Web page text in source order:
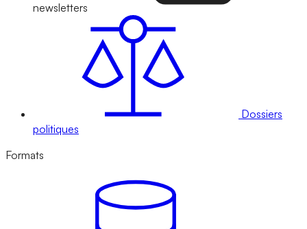
newsletters
Dossiers
politiques
Formats